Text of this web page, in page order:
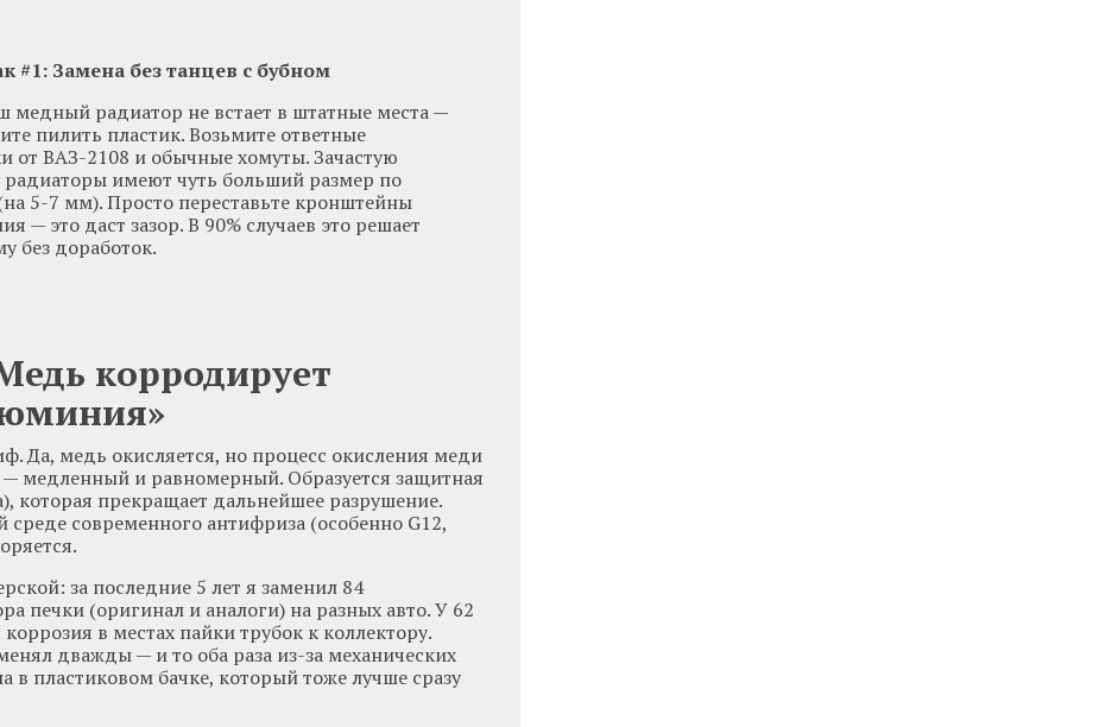
#1: Замена без танцев с бубном
медный радиатор не встает в штатные места —
пилить пластик. Возьмите ответные
от ВАЗ-2108 и обычные хомуты. Зачастую
имеют чуть больший размер по
5-7 мм). Просто переставьте кронштейны
— это даст зазор. В 90% случаев это решает
без доработок.
корродирует
Да, медь окисляется, но процесс окисления меди
медленный и равномерный. Образуется защитная
которая прекращает дальнейшее разрушение.
современного антифриза (особенно G12,
за последние 5 лет я заменил 84
печки (оригинал и аналоги) на разных авто. У 62
в местах пайки трубок к коллектору.
дважды — и то оба раза из-за механических
пластиковом бачке, который тоже лучше сразу